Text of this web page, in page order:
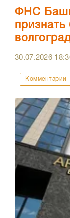
ФНС
30.07.2026
Комментарии